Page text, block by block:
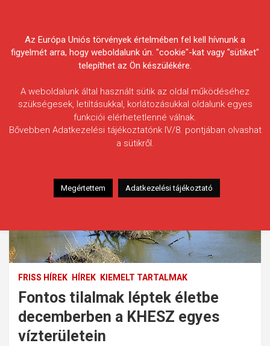
Egyesületek Szövetsége
FRISS HÍREK HÍREK KIEMELT TARTALMAK
Fontos tilalmak léptek életbe
decemberben a KHESZ egyes
vízterületein
Az Európa Uniós törvények értelmében fel kell hívnunk a
figyelmét arra, hogy weboldalunk ún. "cookie"-kat vagy "sütiket"
telepíthet az Ön készülékére.
A weboldalunk által használt sütik az oldal működéséhez
szükségesek, letiltásukkal, korlátozásukkal oldalunk egyes
funkciói elérhetetlenné válnak.
Bővebben Adatkezelési tájékoztatónk IV/8. pontjában olvashat
a sütikről.
Megértettem Adatkezelési tájékoztató